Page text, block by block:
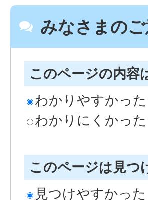
みなさまの
このページの内容
わかりやすかった
わかりにくかった
このページは見つ
見つけやすかった